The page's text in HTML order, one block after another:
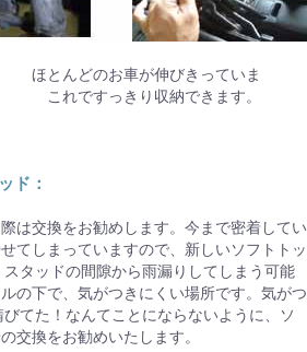
が伸びきっていま
きり収納できます。
ド：
は交換をお勧めします。今まで密着してい
てしまっていますので、新しいソフトトッ
タッドの間隙から雨漏りしてしまう可能
の下で、気がつきにくい場所です。気がつ
てた！なんてことにならないように、ソ
交換をお勧めいたします。